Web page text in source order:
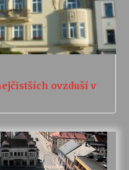
ovzduší v